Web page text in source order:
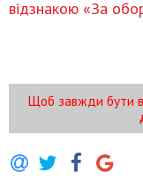
відзнакою «За
Щоб завжди бути в